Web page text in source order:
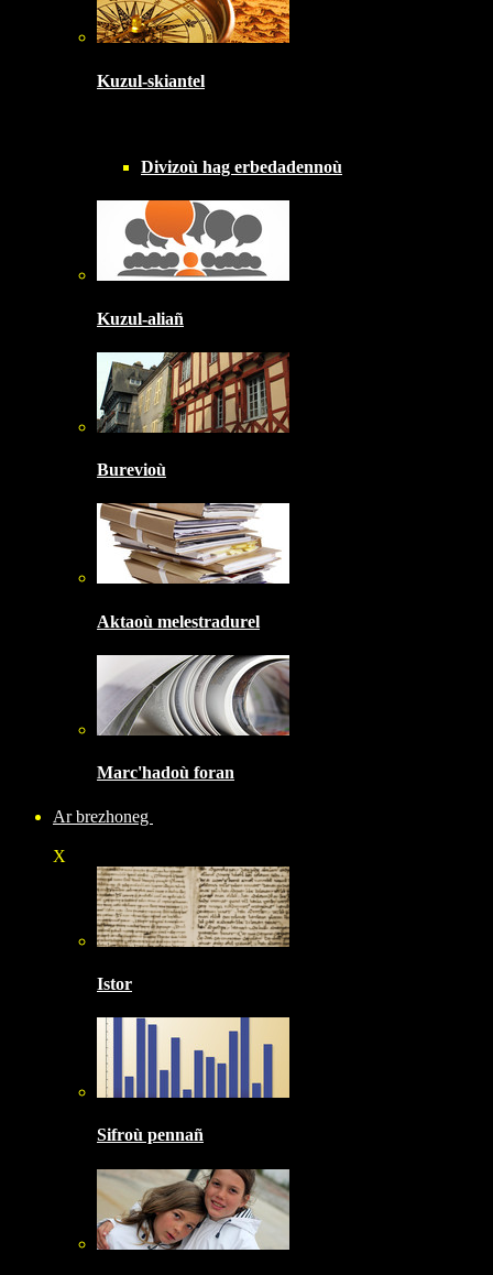
Kuzul-skiantel
Divizoù hag erbedadennoù
Kuzul-aliañ
Burevioù
Aktaoù melestradurel
Marc'hadoù foran
Ar brezhoneg
X
Istor
Sifroù pennañ